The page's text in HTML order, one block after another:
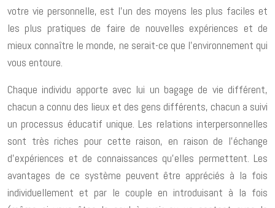
votre vie personnelle, est l’un des moyens les plus faciles et
les plus pratiques de faire de nouvelles expériences et de
mieux connaître le monde, ne serait-ce que l’environnement qui
vous entoure.
Chaque individu apporte avec lui un bagage de vie différent,
chacun a connu des lieux et des gens différents, chacun a suivi
un processus éducatif unique. Les relations interpersonnelles
sont très riches pour cette raison, en raison de l’échange
d’expériences et de connaissances qu’elles permettent. Les
avantages de ce système peuvent être appréciés à la fois
individuellement et par le couple en introduisant à la fois